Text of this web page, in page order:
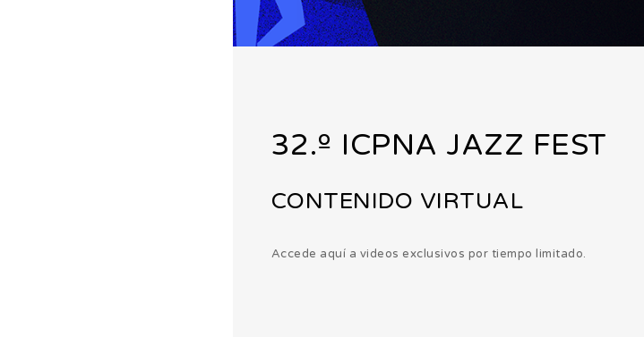
32.º ICPNA JAZZ FEST
CONTENIDO VIRTUAL
Accede aquí a videos exclusivos por tiempo limitado.